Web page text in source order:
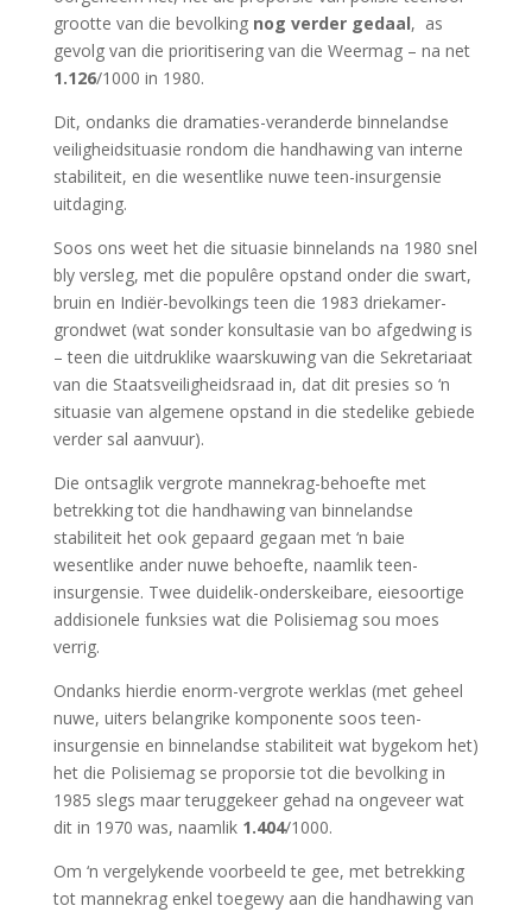
grootte van die bevolking nog verder gedaal, as
gevolg van die prioritisering van die Weermag – na net
1.126/1000 in 1980.
Dit, ondanks die dramaties-veranderde binnelandse
veiligheidsituasie rondom die handhawing van interne
stabiliteit, en die wesentlike nuwe teen-insurgensie
uitdaging.
Soos ons weet het die situasie binnelands na 1980 snel
bly versleg, met die populêre opstand onder die swart,
bruin en Indiër-bevolkings teen die 1983 driekamer-
grondwet (wat sonder konsultasie van bo afgedwing is
– teen die uitdruklike waarskuwing van die Sekretariaat
van die Staatsveiligheidsraad in, dat dit presies so ‘n
situasie van algemene opstand in die stedelike gebiede
verder sal aanvuur).
Die ontsaglik vergrote mannekrag-behoefte met
betrekking tot die handhawing van binnelandse
stabiliteit het ook gepaard gegaan met ‘n baie
wesentlike ander nuwe behoefte, naamlik teen-
insurgensie. Twee duidelik-onderskeibare, eiesoortige
addisionele funksies wat die Polisiemag sou moes
verrig.
Ondanks hierdie enorm-vergrote werklas (met geheel
nuwe, uiters belangrike komponente soos teen-
insurgensie en binnelandse stabiliteit wat bygekom het)
het die Polisiemag se proporsie tot die bevolking in
1985 slegs maar teruggekeer gehad na ongeveer wat
dit in 1970 was, naamlik 1.404/1000.
Om ‘n vergelykende voorbeeld te gee, met betrekking
tot mannekrag enkel toegewy aan die handhawing van